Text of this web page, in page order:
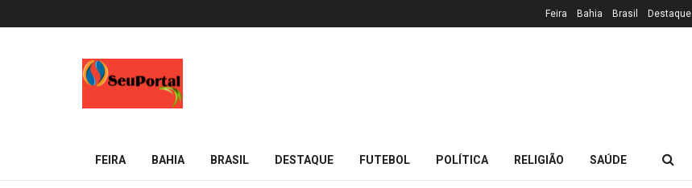
Feira Bahia Brasil Destaque
FEIRA BAHIA BRASIL DESTAQUE FUTEBOL POLÍTICA RELIGIÃO SAÚDE